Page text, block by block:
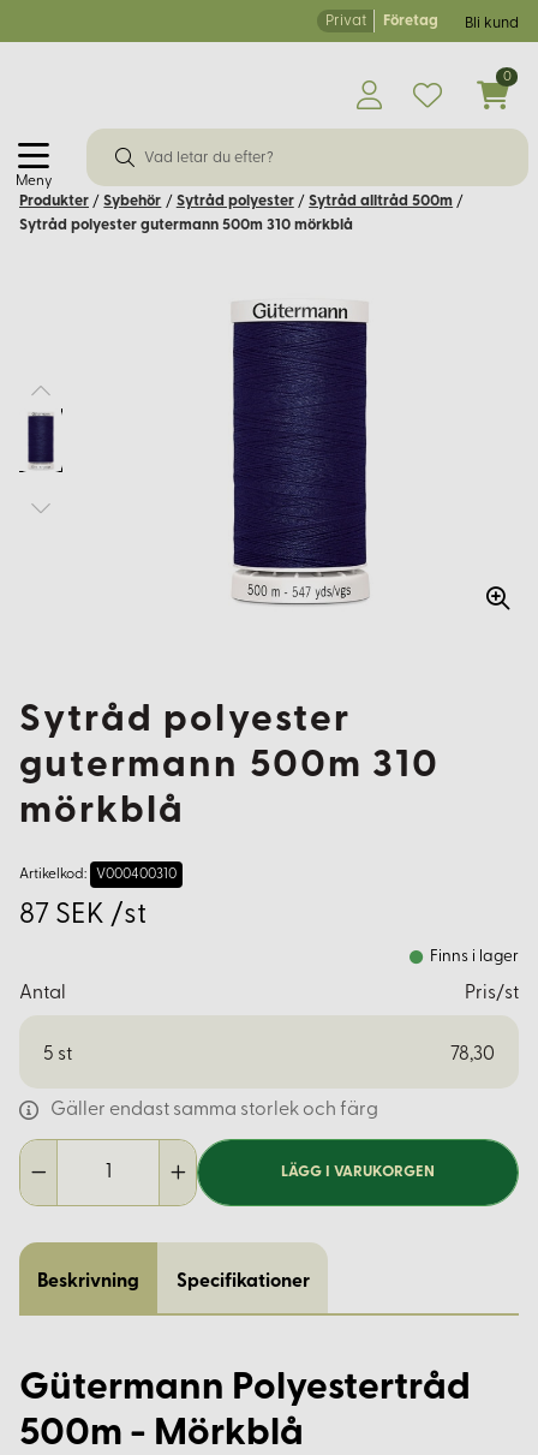
Privat Företag Bli kund
Meny
0
Produkter / Sybehör / Sytråd polyester / Sytråd alltråd 500m /
Sytråd polyester gutermann 500m 310 mörkblå
Sytråd polyester
gutermann 500m 310
mörkblå
Artikelkod: V000400310
87 SEK /st
Finns i lager
Antal Pris/st
5 st 78,30
Gäller endast samma storlek och färg
LÄGG I VARUKORGEN
Beskrivning Specifikationer
Gütermann Polyestertråd
500m - Mörkblå